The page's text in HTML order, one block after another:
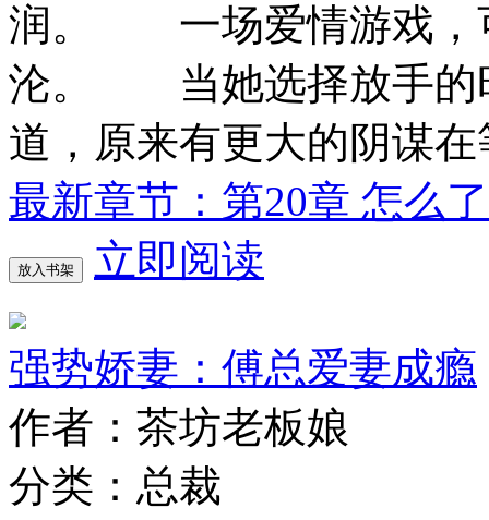
润。 一场爱情游戏，
沦。 当她选择放手的
道，原来有更大的阴谋
最新章节：第20章 怎么了
放入书架 立即阅读
强势娇妻：傅总爱妻成瘾
作者：茶坊老板娘
分类：总裁